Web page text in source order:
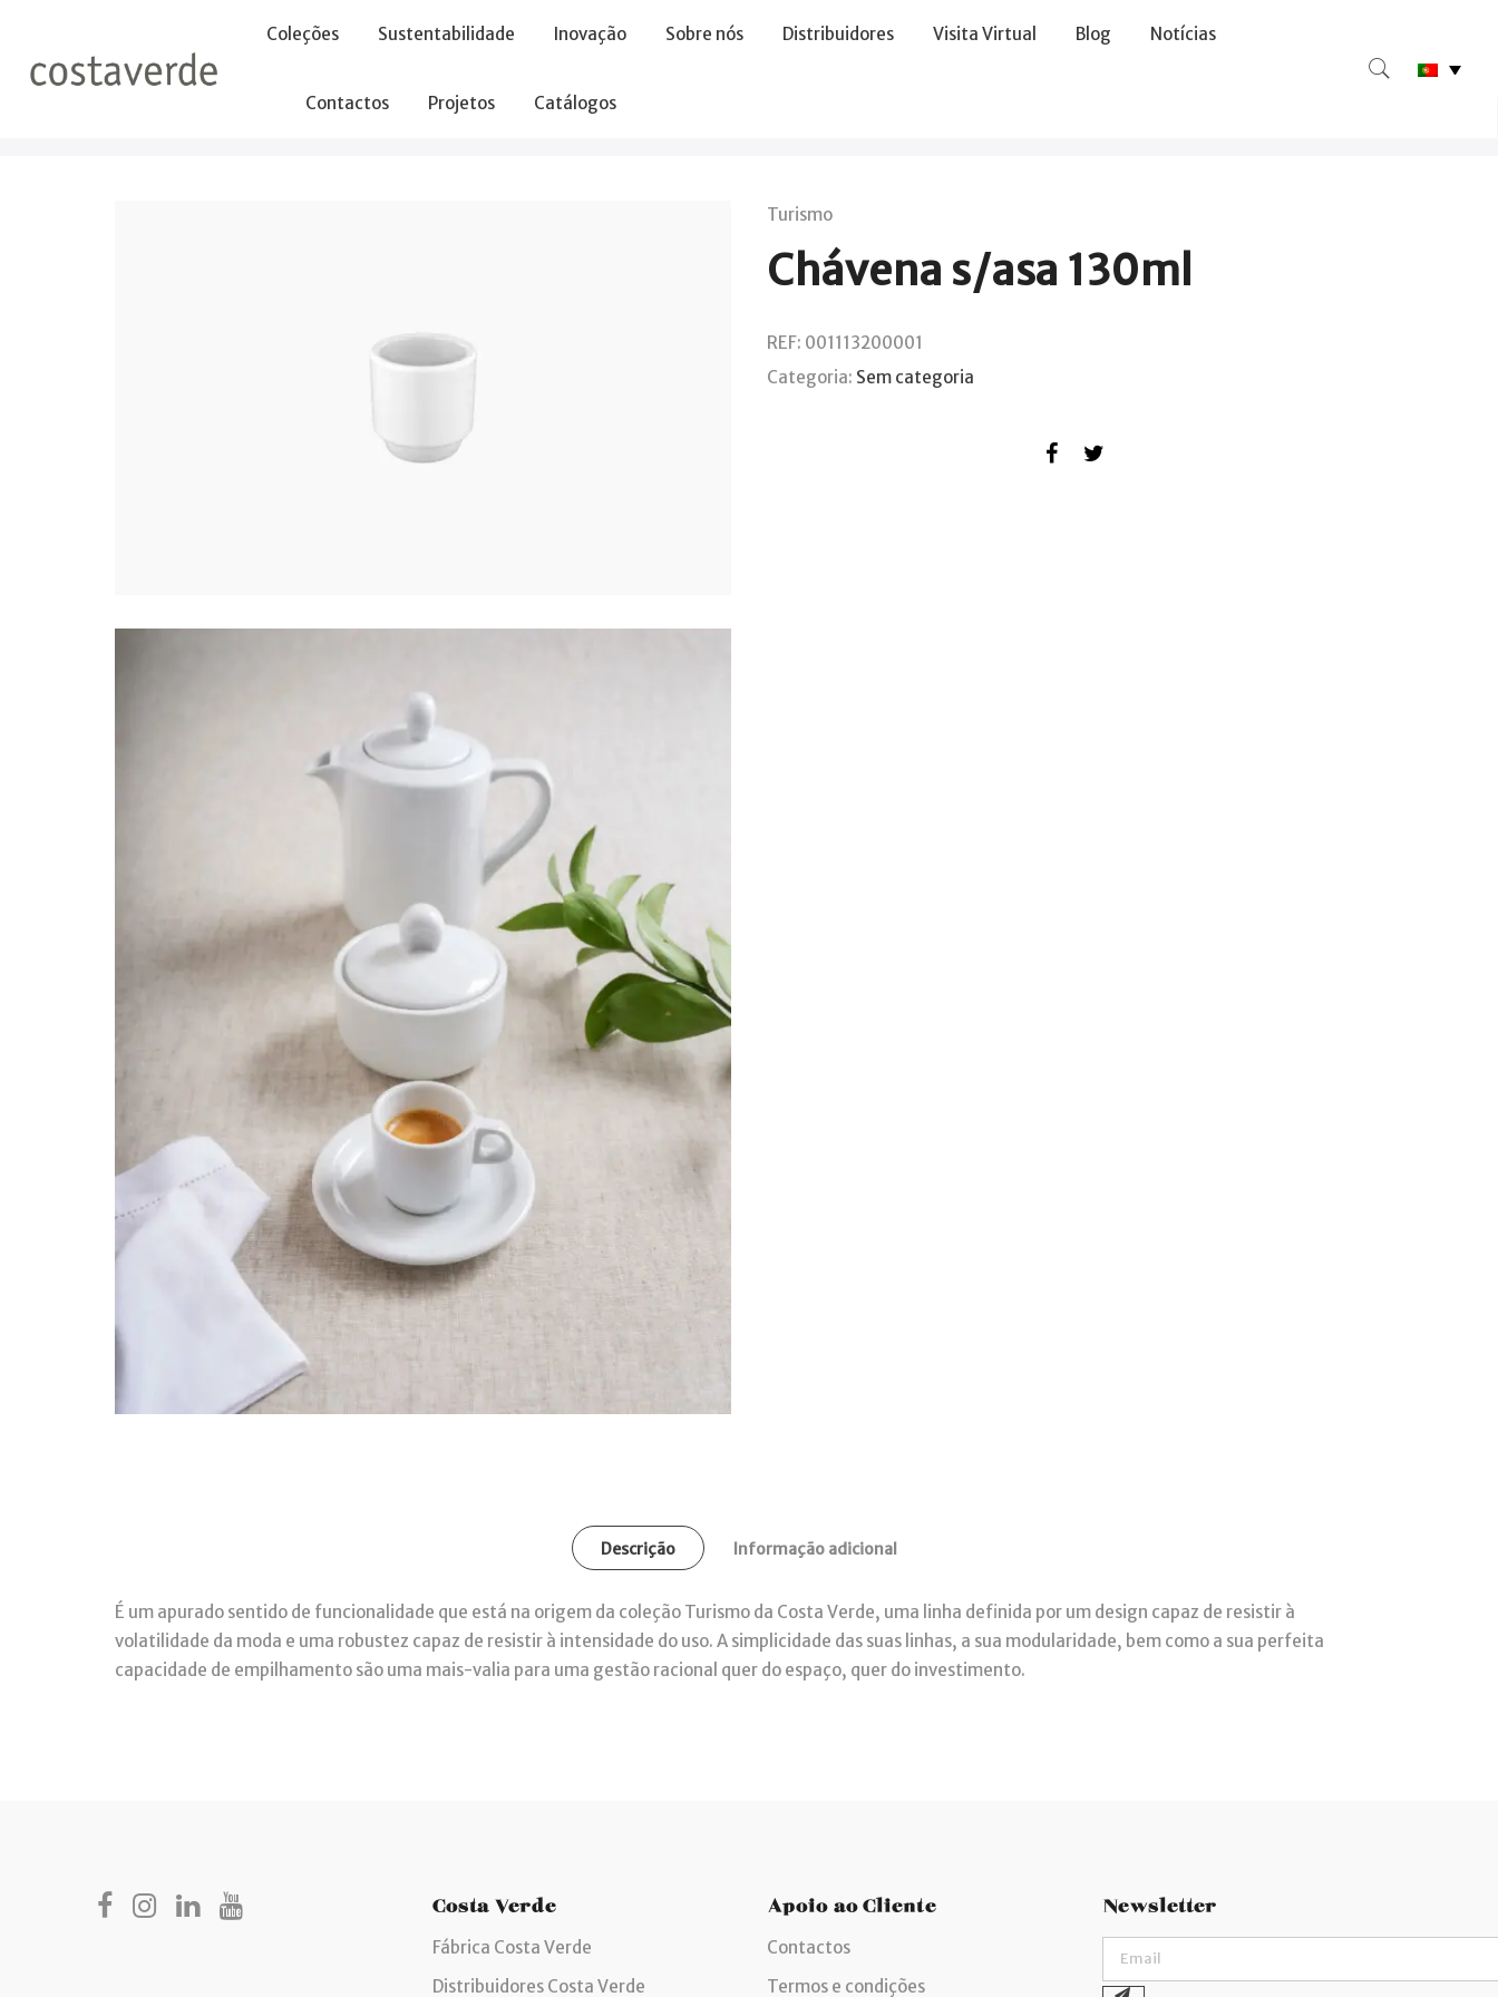
Coleções
Sustentabilidade Inovação Sobre nós Distribuidores Visita Virtual Blog Notícias
Contactos Projetos Catálogos
Turismo
Chávena s/asa 130ml
REF: 001113200001
Categoria: Sem categoria
Descrição Informação adicional
É um apurado sentido de funcionalidade que está na origem da coleção Turismo da Costa Verde, uma linha definida por um design capaz de resistir à
volatilidade da moda e uma robustez capaz de resistir à intensidade do uso. A simplicidade das suas linhas, a sua modularidade, bem como a sua perfeita
capacidade de empilhamento são uma mais-valia para uma gestão racional quer do espaço, quer do investimento.
Costa Verde
Fábrica Costa Verde
Distribuidores Costa Verde
Apoio ao Cliente
Contactos
Termos e condições
Newsletter